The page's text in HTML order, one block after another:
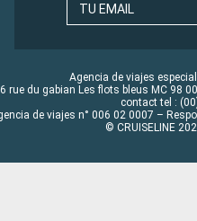
TU EMAIL
Agencia de viajes
rue du gabian Les flots bleus MC 98
contact tel :
de viajes n° 006 02 0007 –
© CRUISELINE